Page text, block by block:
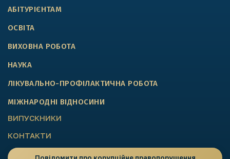
АБІТУРІЄНТАМ
ОСВІТА
ВИХОВНА РОБОТА
НАУКА
ЛІКУВАЛЬНО-ПРОФІЛАКТИЧНА РОБОТА
МІЖНАРОДНІ ВІДНОСИНИ
ВИПУСКНИКИ
КОНТАКТИ